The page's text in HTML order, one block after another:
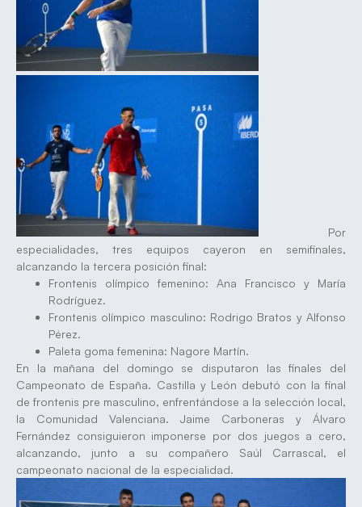
Por
especialidades, tres equipos cayeron en semifinales,
alcanzando la tercera posición final:
Frontenis olímpico femenino: Ana Francisco y María
Rodríguez.
Frontenis olímpico masculino: Rodrigo Bratos y Alfonso
Pérez.
Paleta goma femenina: Nagore Martín.
En la mañana del domingo se disputaron las finales del
Campeonato de España. Castilla y León debutó con la final
de frontenis pre masculino, enfrentándose a la selección local,
la Comunidad Valenciana. Jaime Carboneras y Álvaro
Fernández consiguieron imponerse por dos juegos a cero,
alcanzando, junto a su compañero Saúl Carrascal, el
campeonato nacional de la especialidad.